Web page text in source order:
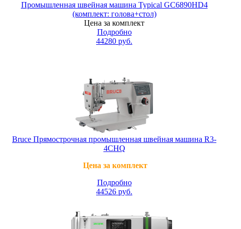
Промышленная швейная машина Typical GC6890HD4
(комплект: голова+стол)
Цена за комплект
Подробно
44280 руб.
Bruce Прямострочная промышленная швейная машина R3-
4СHQ
Цена за комплект
Подробно
44526 руб.